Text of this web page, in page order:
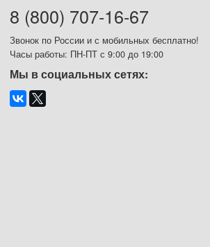
8 (800) 707-16-67
Звонок по России и с мобильных бесплатно!
Часы работы: ПН-ПТ с 9:00 до 19:00
Мы в социальных сетях: